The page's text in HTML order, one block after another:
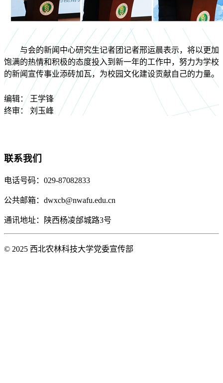
与会的新闻中心研究生记者团记者邢运晨表示，将以更加
饱满的热情和积极的态度投入到新一年的工作中，努力为学校
的新闻宣传事业添砖加瓦，为校园文化建设贡献自己的力量。
编辑：王学锋
终审：
刘玉峰
联系我们
电话号码：029-87082833
公共邮箱：dwxcb@nwafu.edu.cn
通讯地址：陕西杨凌邰城路3号
© 2025 西北农林科技大学党委宣传部